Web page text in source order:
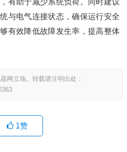
有助于减少系统负荷。同时建议
与电气连接状态，确保运行安全
有效降低故障发生率，提高整体
网立场。转载请注明出处：
1赞